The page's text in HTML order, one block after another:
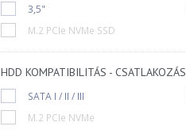
3,5"
M.2 PCIe NVMe SSD
HDD KOMPATIBILITÁS - CSATLAKOZÁS
SATA I / II / III
M.2 PCIe NVMe